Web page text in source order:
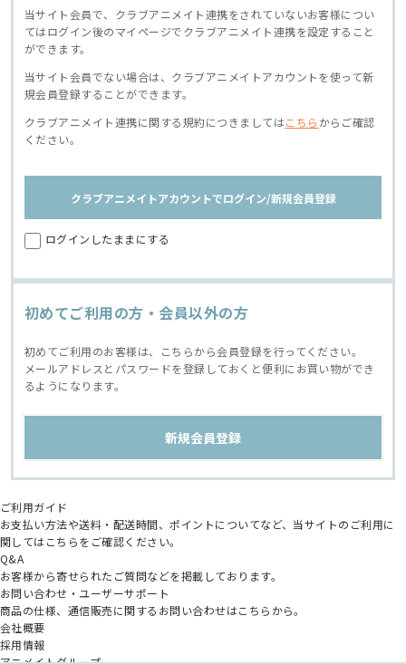
当サイト会員で、クラブアニメイト連携をされていないお客様につい
てはログイン後のマイページでクラブアニメイト連携を設定すること
ができます。
当サイト会員でない場合は、クラブアニメイトアカウントを使って新
規会員登録することができます。
クラブアニメイト連携に関する規約につきましてはこちら からご確認
ください。
クラブアニメイトアカウントでログイン/新規会員登録
ログインしたままにする
初めてご利用の方・会員以外の方
初めてご利用のお客様は、こちらから会員登録を行ってください。
メールアドレスとパスワードを登録しておくと便利にお買い物ができ
るようになります。
ご利用ガイド
お支払い方法や送料・配送時間、ポイントについてなど、当サイトのご利用に
関してはこちらをご確認ください。
Q&A
お客様から寄せられたご質問などを掲載しております。
お問い合わせ・ユーザーサポート
商品の仕様、通信販売に関するお問い合わせはこちらから。
会社概要
採用情報